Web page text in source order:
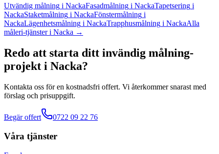
Utvändig målning i NackaFasadmålning i NackaTapetsering i
NackaStaketmålning i NackaFönstermålning i
NackaLägenhetsmålning i NackaTrapphusmålning i NackaAlla
måleri-tjänsteri Nacka →
Redo att starta ditt invändig målning-
projekt i Nacka?
Kontakta oss för en kostnadsfri offert. Vi återkommer snarast med
förslag och prisuppgift.
Begär offert 0722 09 22 76
Våra tjänster